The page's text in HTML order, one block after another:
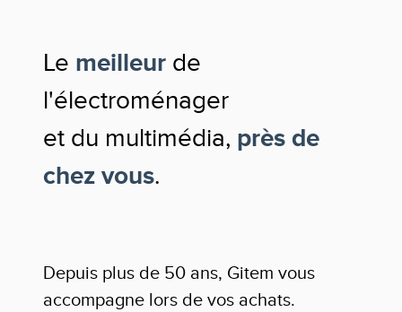
Le meilleur de
l'électroménager
et du multimédia, près de
chez vous.
Depuis plus de 50 ans, Gitem vous
accompagne lors de vos achats.